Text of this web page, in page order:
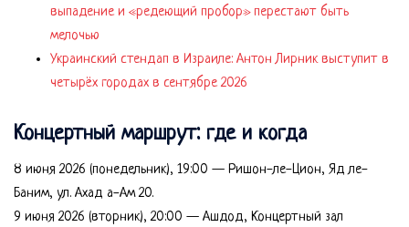
выпадение и «редеющий пробор» перестают быть
мелочью
Украинский стендап в Израиле: Антон Лирник выступит в
четырёх городах в сентябре 2026
Концертный маршрут: где и когда
8 июня 2026 (понедельник), 19:00 — Ришон-ле-Цион, Яд ле-
Баним, ул. Ахад а-Ам 20.
9 июня 2026 (вторник), 20:00 — Ашдод, Концертный зал